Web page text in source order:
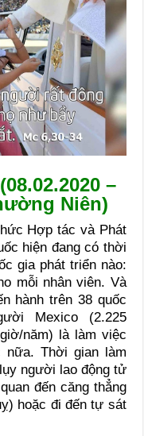
–
Niên)
Hợp tác và Phát
hiện đang có thời
gia phát triển nào:
mỗi nhân viên. Và
hành trên 38 quốc
Mexico (2.225
năm) là làm việc
nữa. Thời gian làm
người lao động tử
đến căng thẳng
hoặc đi đến tự sát